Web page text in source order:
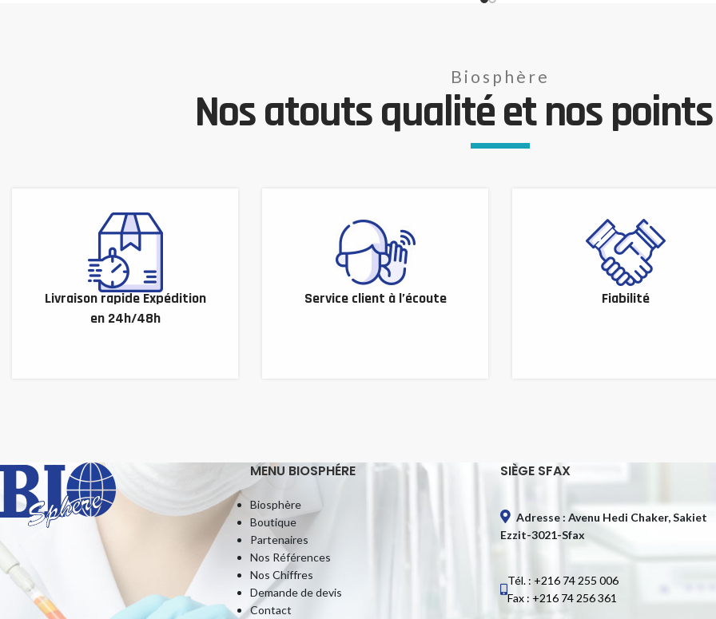
Biosphère
Nos atouts qualité et nos
Livraison rapide Expédition
en 24h/48h
Service client à l’écoute Fiabilité
MENU BIOSPHÉRE
Biosphère
Boutique
Partenaires
Nos Références
Nos Chiffres
Demande de devis
Contact
SIÈGE SFAX
Adresse : Avenu Hedi Chaker, Sakiet
Ezzit-3021-Sfax
Tél. : +216 74 255 006
Fax : +216 74 256 361